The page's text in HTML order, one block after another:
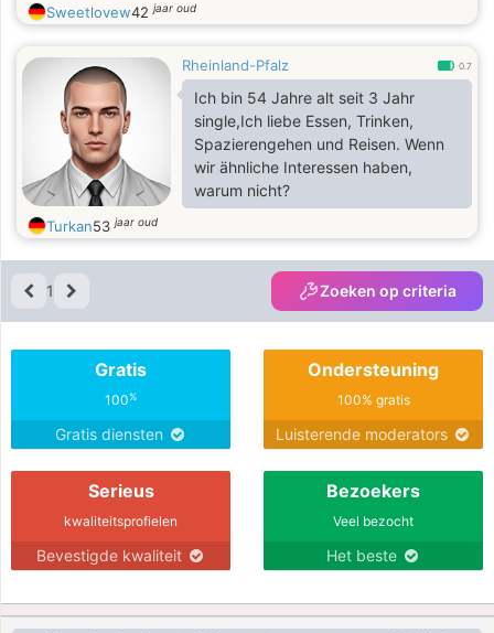
Sweetlovew42jaar oud
Rheinland-Pfalz 0.7
Ich bin 54 Jahre alt seit 3 Jahr
single,Ich liebe Essen, Trinken,
Spazierengehen und Reisen. Wenn
wir ähnliche Interessen haben,
warum nicht?
Turkan53jaar oud
1 Zoeken op criteria
Gratis
100%
Gratis diensten
Ondersteuning
100% gratis
Luisterende moderators
Serieus
kwaliteitsprofielen
Bevestigde kwaliteit
Bezoekers
Veel bezocht
Het beste